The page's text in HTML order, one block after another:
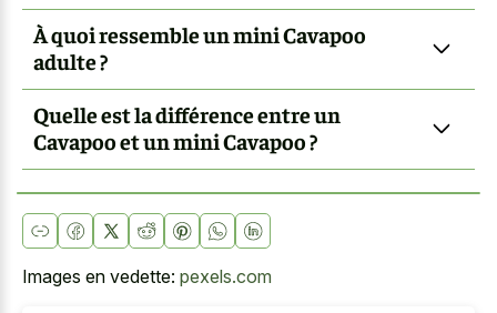
À quoi ressemble un mini Cavapoo
adulte ?
Quelle est la différence entre un
Cavapoo et un mini Cavapoo ?
Images en vedette: pexels.com